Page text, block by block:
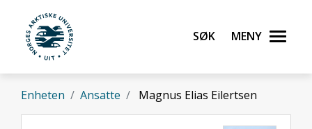
Gå til hovedinnhold
UiT Norges arktiske universitet
Søk Meny
Enheten Ansatte Magnus Elias Eilertsen